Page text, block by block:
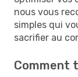
nous vous
simples qui
sacrifier au
Comment